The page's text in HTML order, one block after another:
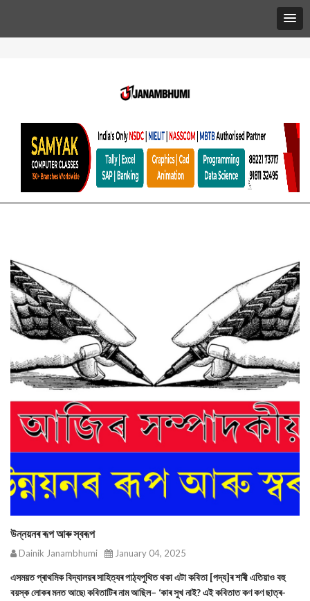
উন্নয়নৰ ৰূপ আৰু স্বৰূপ
Dainik Janambhumi January 04, 2025
এসময়ত প্ৰাথমিক বিদ্যালয়ৰ সাহিত্যৰ পাঠ্যপুথিত থকা এটা কবিতা [পদ্য]ৰ শাৰী এতিয়াও বহু
বয়স্ক লোকৰ মনত আছে৷ কবিতাটিৰ নাম আছিল– ‘কাৰ সুখ নাই? এই কবিতাত কণ কণ ছাত্ৰ-